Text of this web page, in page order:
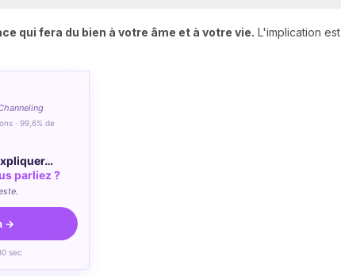
qui fera du bien à votre âme et à votre vie. L'implication est
· 99,6% de
parliez ?
→
sec